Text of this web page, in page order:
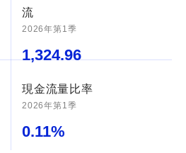
流
2026年第1季
1,324.96
現金流量比率
2026年第1季
0.11%